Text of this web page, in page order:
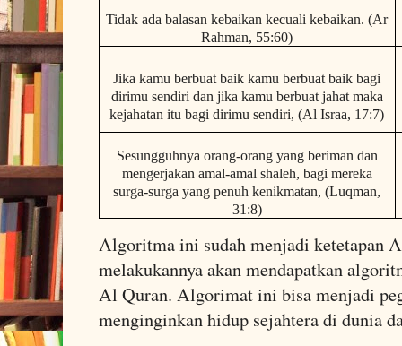
Tidak ada balasan kebaikan kecuali kebaikan. (Ar
Rahman, 55:60)
Jika kamu berbuat baik kamu berbuat baik bagi
dirimu sendiri dan jika kamu berbuat jahat maka
kejahatan itu bagi dirimu sendiri, (Al Israa, 17:7)
Sesungguhnya orang-orang yang beriman dan
mengerjakan amal-amal shaleh, bagi mereka
surga-surga yang penuh kenikmatan, (Luqman,
31:8)
Algoritma ini sudah menjadi ketetapan
melakukannya akan mendapatkan
Al Quran. Algorimat ini bisa menjadi
menginginkan hidup sejahtera di dunia